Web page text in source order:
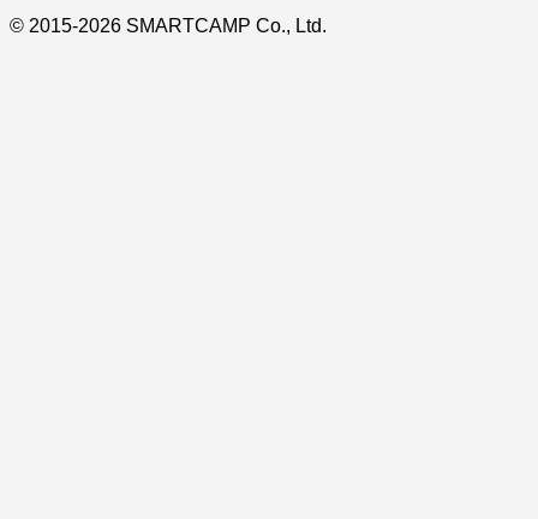
© 2015-2026 SMARTCAMP Co., Ltd.